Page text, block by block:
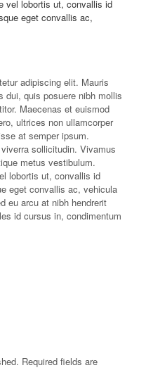
vel lobortis ut, convallis id
eget convallis ac,
adipiscing elit. Mauris
dui, quis posuere nibh mollis
Maecenas et euismod
ultrices non ullamcorper
at semper ipsum.
sollicitudin. Vivamus
metus vestibulum.
lobortis ut, convallis id
eget convallis ac, vehicula
eu arcu at nibh hendrerit
id cursus in, condimentum
Required fields are